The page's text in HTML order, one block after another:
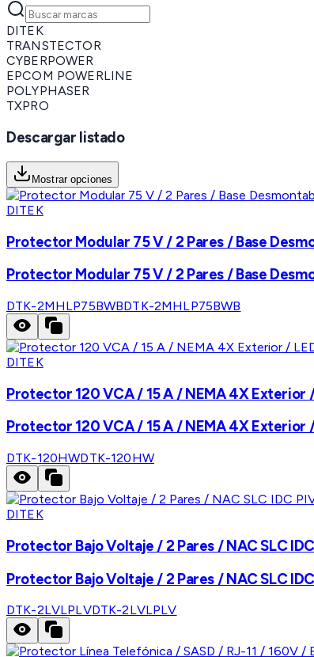
DITEK
TRANSTECTOR
CYBERPOWER
EPCOM POWERLINE
POLYPHASER
TXPRO
Descargar listado
Mostrar opciones
DITEK
Protector Modular 75 V / 2 Pares / Base
Protector Modular 75 V / 2 Pares / Base
DTK-2MHLP75BWBDTK-2MHLP75BWB
DITEK
Protector 120 VCA / 15 A / NEMA 4X Exterior
Protector 120 VCA / 15 A / NEMA 4X Exterior
DTK-120HWDTK-120HW
DITEK
Protector Bajo Voltaje / 2 Pares / NAC SLC
Protector Bajo Voltaje / 2 Pares / NAC SLC
DTK-2LVLPLVDTK-2LVLPLV